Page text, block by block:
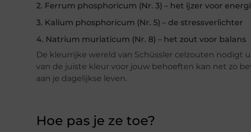
2. Ferrum phosphoricum (Nr. 3) – het ijzer voor
3. Kalium phosphoricum (Nr. 5) – de stressverlichter
4. Natrium muriaticum (Nr. 8) – het zout voor balans
De kleurrijke wereld van Schüssler celzouten nodigt
van de juiste kleur voor jouw behoeften kan net zo
aan je dagelijkse leven.
Hoe pas je ze toe?